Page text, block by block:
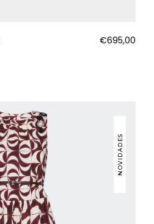
€695,00
NOVIDADES